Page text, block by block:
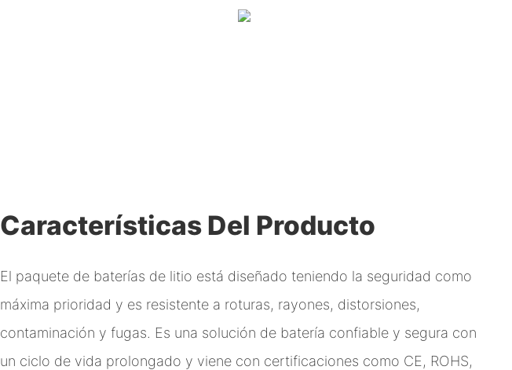
Características Del Producto
El paquete de baterías de litio está diseñado teniendo la seguridad como
máxima prioridad y es resistente a roturas, rayones, distorsiones,
contaminación y fugas. Es una solución de batería confiable y segura con
un ciclo de vida prolongado y viene con certificaciones como CE, ROHS,